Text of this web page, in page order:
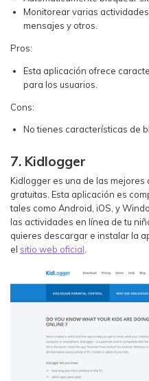
Monitorear varias
mensajes y otros.
Pros:
Esta aplicación ofrece
para los usuarios.
Cons:
No tienes características de
7. Kidlogger
Kidlogger es una de las
gratuitas. Esta aplicación es
tales como Android, iOS, y
las actividades en línea de tu
quieres descargar e instalar la
el sitio web oficial.